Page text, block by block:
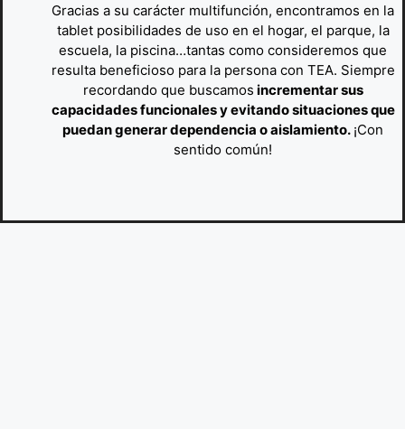
Gracias a su carácter multifunción, encontramos en la
tablet posibilidades de uso en el hogar, el parque, la
escuela, la piscina…tantas como consideremos que
resulta beneficioso para la persona con TEA. Siempre
recordando que buscamos incrementar sus
capacidades funcionales y evitando situaciones que
puedan generar dependencia o aislamiento. ¡Con
sentido común!